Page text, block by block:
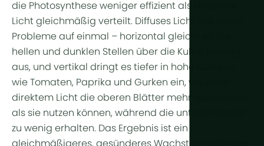
die Photosynthese weniger effizient als dasselbe
Licht gleichmäßig verteilt. Diffuses Licht löst beide
Probleme auf einmal – horizontal gleicht es die
hellen und dunklen Stellen über die Kultur hinweg
aus, und vertikal dringt es tiefer in hohe Kulturen
wie Tomaten, Paprika und Gurken ein, wo unter
direktem Licht die oberen Blätter mehr aufnehmen,
als sie nutzen können, während die unteren Blätter
zu wenig erhalten. Das Ergebnis ist ein
gleichmäßigeres, gesünderes Wachstum und eine